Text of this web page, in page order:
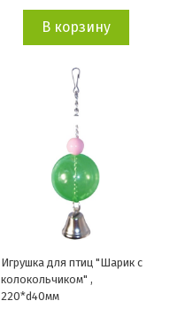
В корзину
Игрушка для птиц "Шарик с
колокольчиком" ,
220*d40мм